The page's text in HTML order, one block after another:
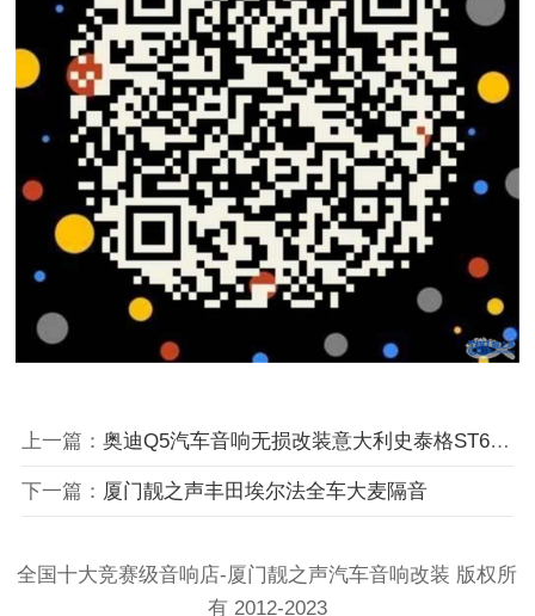
上一篇： 奥迪Q5汽车音响无损改装意大利史泰格ST650C套装
下一篇： 厦门靓之声丰田埃尔法全车大麦隔音
全国十大竞赛级音响店-厦门靓之声汽车音响改装 版权所
有 2012-2023